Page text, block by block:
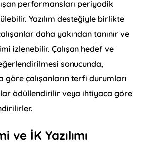
performansları periyodik
Yazılım desteğiyle birlikte
daha yakından tanınır ve
izlenebilir. Çalışan hedef ve
sonucunda,
göre çalışanların terfi durumları
ödüllendirilir veya ihtiyaca göre
ve İK Yazılımı